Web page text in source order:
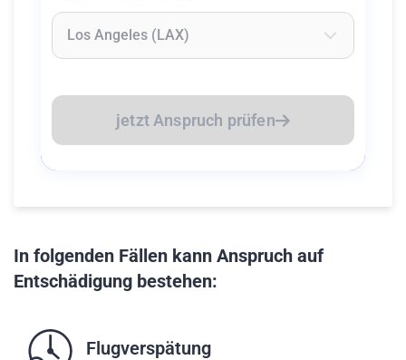
jetzt Anspruch prüfen
In folgenden Fällen kann Anspruch auf
Entschädigung bestehen:
Flugverspätung